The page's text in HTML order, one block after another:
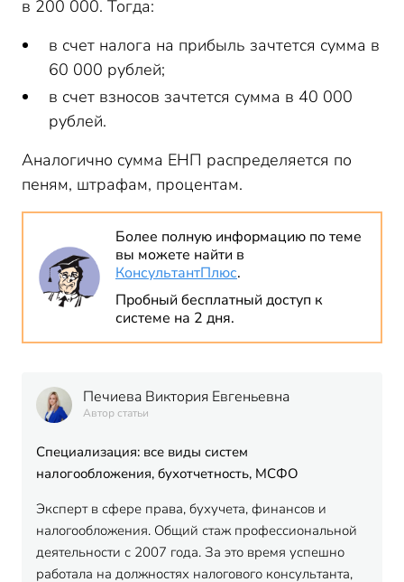
в 200 000. Тогда:
в счет налога на прибыль зачтется сумма в
60 000 рублей;
в счет взносов зачтется сумма в 40 000
рублей.
Аналогично сумма ЕНП распределяется по
пеням, штрафам, процентам.
Более полную информацию по теме
вы можете найти в
КонсультантПлюс.
Пробный бесплатный доступ к
системе на 2 дня.
Печиева Виктория Евгеньевна
Автор статьи
Специализация: все виды систем
налогообложения, бухотчетность, МСФО
Эксперт в сфере права, бухучета, финансов и
налогообложения. Общий стаж профессиональной
деятельности с 2007 года. За это время успешно
работала на должностях налогового консультанта,